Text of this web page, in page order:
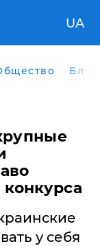
UA
у себя